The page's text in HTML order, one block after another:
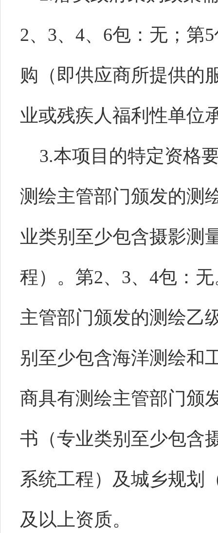
2、3、4、6包：无；第
购（即供应商所提供的
业或残疾人福利性单位
3.本项目的特定资格
测绘主管部门颁发的测
业类别至少包含摄影测
程）。第2、3、4包：
主管部门颁发的测绘乙
别至少包含海洋测绘和
商具有测绘主管部门颁
书（专业类别至少包含
系统工程）及城乡规划
及以上资质。